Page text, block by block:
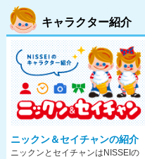
キャラクター紹介
ニックン＆セイチャンの紹介
ニックンとセイチャンはNISSEIの